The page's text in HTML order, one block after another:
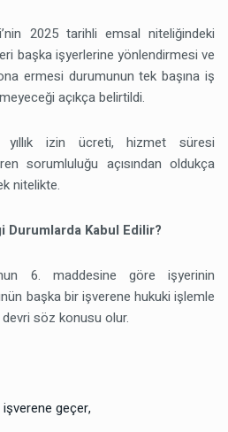
2025 tarihli emsal niteliğindeki
başka işyerlerine yönlendirmesi ve
ermesi durumunun tek başına iş
açıkça belirtildi.
yıllık izin ücreti, hizmet süresi
sorumluluğu açısından oldukça
nitelikte.
Durumlarda Kabul Edilir?
6. maddesine göre işyerinin
başka bir işverene hukuki işlemle
söz konusu olur.
geçer,